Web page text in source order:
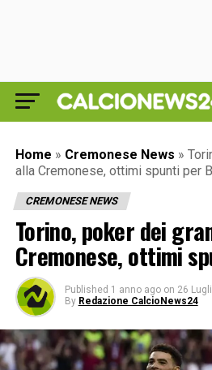
Home » Cremonese News »
alla Cremonese, ottimi spunti per
CREMONESE NEWS
Torino, poker dei
Cremonese, ottimi
Published 1 anno ago on 26
By Redazione CalcioNews24